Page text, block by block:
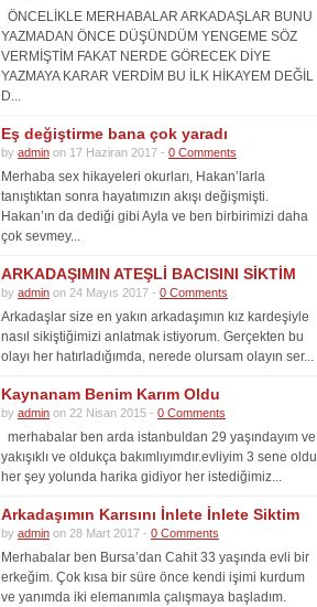
ÖNCELİKLE MERHABALAR ARKADAŞLAR BUNU
YAZMADAN ÖNCE DÜŞÜNDÜM YENGEME SÖZ
VERMİŞTİM FAKAT NERDE GÖRECEK DİYE
YAZMAYA KARAR VERDİM BU İLK HİKAYEM DEĞİL
D...
Eş değiştirme bana çok yaradı
by admin on 17 Haziran 2017 - 0 Comments
Merhaba sex hikayeleri okurları, Hakan’larla
tanıştıktan sonra hayatımızın akışı değişmişti.
Hakan’ın da dediği gibi Ayla ve ben birbirimizi daha
çok sevmey...
ARKADAŞIMIN ATEŞLİ BACISINI SİKTİM
by admin on 24 Mayıs 2017 - 0 Comments
Arkadaşlar size en yakın arkadaşımın kız kardeşiyle
nasıl sikiştiğimizi anlatmak istiyorum. Gerçekten bu
olayı her hatırladığımda, nerede olursam olayın ser...
Kaynanam Benim Karım Oldu
by admin on 22 Nisan 2015 - 0 Comments
merhabalar ben arda istanbuldan 29 yaşındayım ve
yakışıklı ve oldukça bakımlıyımdır.evliyim 3 sene oldu
her şey yolunda harika gidiyor her istediğimiz...
Arkadaşımın Karısını İnlete İnlete Siktim
by admin on 28 Mart 2017 - 0 Comments
Merhabalar ben Bursa’dan Cahit 33 yaşında evli bir
erkeğim. Çok kısa bir süre önce kendi işimi kurdum
ve yanımda iki elemanımla çalışmaya başladım.